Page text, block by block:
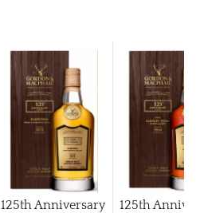
125th Anniversary
125th